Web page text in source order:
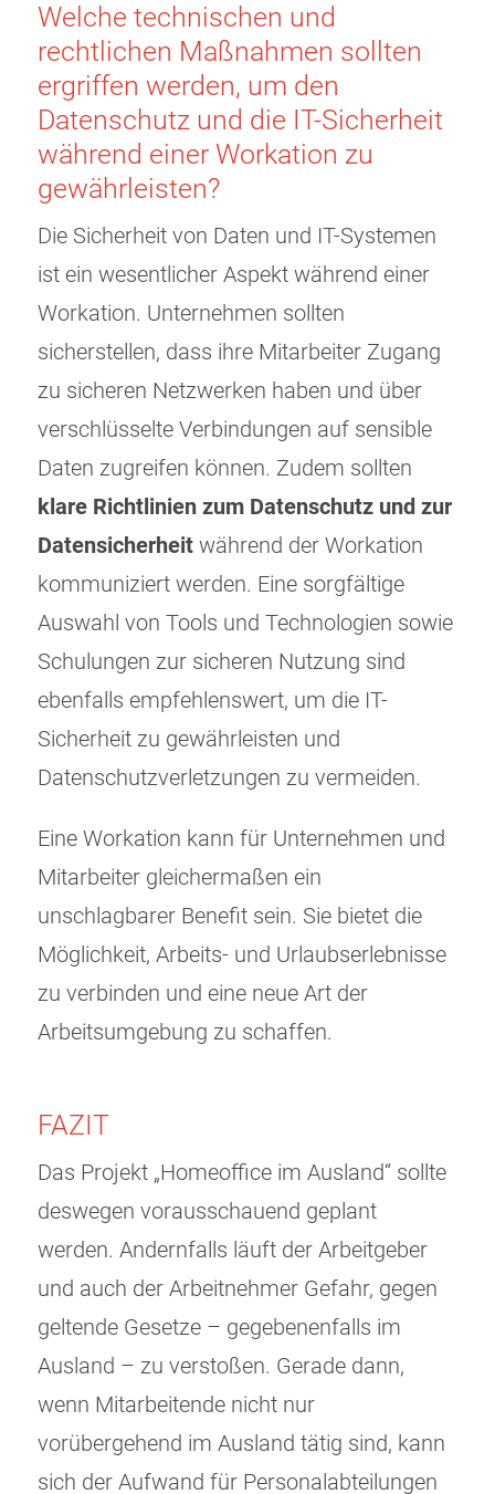
Welche technischen und
rechtlichen Maßnahmen sollten
ergriffen werden, um den
Datenschutz und die IT-Sicherheit
während einer Workation zu
gewährleisten?
Die Sicherheit von Daten und IT-Systemen
ist ein wesentlicher Aspekt während einer
Workation. Unternehmen sollten
sicherstellen, dass ihre Mitarbeiter Zugang
zu sicheren Netzwerken haben und über
verschlüsselte Verbindungen auf sensible
Daten zugreifen können. Zudem sollten
klare Richtlinien zum Datenschutz und zur
Datensicherheit während der Workation
kommuniziert werden. Eine sorgfältige
Auswahl von Tools und Technologien sowie
Schulungen zur sicheren Nutzung sind
ebenfalls empfehlenswert, um die IT-
Sicherheit zu gewährleisten und
Datenschutzverletzungen zu vermeiden.
Eine Workation kann für Unternehmen und
Mitarbeiter gleichermaßen ein
unschlagbarer Benefit sein. Sie bietet die
Möglichkeit, Arbeits- und Urlaubserlebnisse
zu verbinden und eine neue Art der
Arbeitsumgebung zu schaffen.
FAZIT
Das Projekt „Homeoffice im Ausland“ sollte
deswegen vorausschauend geplant
werden. Andernfalls läuft der Arbeitgeber
und auch der Arbeitnehmer Gefahr, gegen
geltende Gesetze – gegebenenfalls im
Ausland – zu verstoßen. Gerade dann,
wenn Mitarbeitende nicht nur
vorübergehend im Ausland tätig sind, kann
sich der Aufwand für Personalabteilungen